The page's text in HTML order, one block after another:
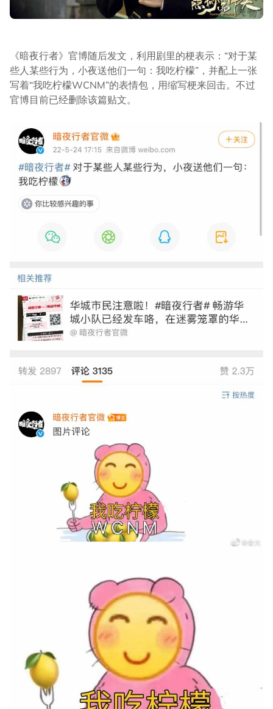
《暗夜行者》官博随后发文，利用剧里的梗表示：“对于某
些人某些行为，小夜送他们一句：我吃柠檬”，并配上一张
写着“我吃柠檬WCNM”的表情包，用缩写梗来回击。不过
官博目前已经删除该篇贴文。